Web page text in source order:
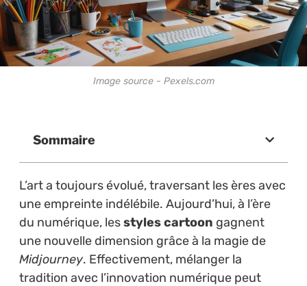
Image source - Pexels.com
Sommaire
L’art a toujours évolué, traversant les ères avec
une empreinte indélébile. Aujourd’hui, à l’ère
du numérique, lesstyles cartoon gagnent
une nouvelle dimension grâce à la magie de
Midjourney. Effectivement, mélanger la
tradition avec l’innovation numérique peut